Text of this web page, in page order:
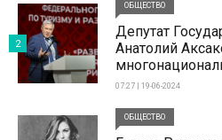
ОБЩЕСТВО
Депутат
Анатолий
07:27 | 19-06-2024
2
ОБЩЕСТВО